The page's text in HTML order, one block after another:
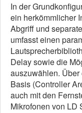
In der
ein herkömmlicher
Abgriff und
umfasst einen
Delay sowie die
auszuwählen.
Basis (Controller
auch mit den
Mikrofonen von LD